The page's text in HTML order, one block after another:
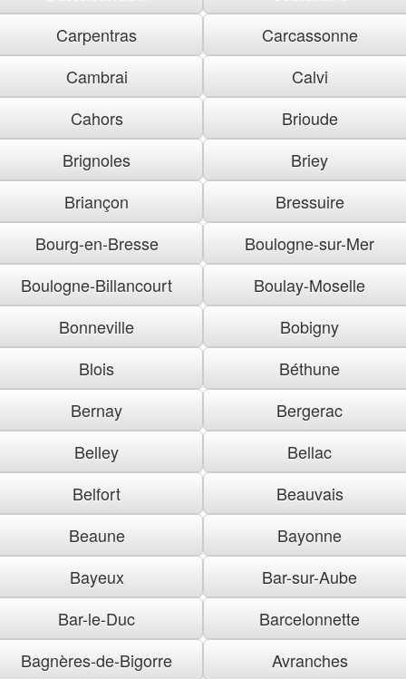
Carpentras
Carcassonne
Cambrai
Calvi
Cahors
Brioude
Brignoles
Briey
Briançon
Bressuire
Bourg-en-Bresse
Boulogne-sur-Mer
Boulogne-Billancourt
Boulay-Moselle
Bonneville
Bobigny
Blois
Béthune
Bernay
Bergerac
Belley
Bellac
Belfort
Beauvais
Beaune
Bayonne
Bayeux
Bar-sur-Aube
Bar-le-Duc
Barcelonnette
Bagnères-de-Bigorre
Avranches